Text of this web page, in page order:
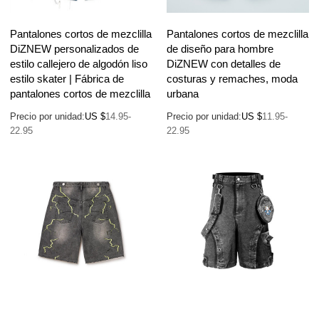
Pantalones cortos de mezclilla
DiZNEW personalizados de
estilo callejero de algodón liso
estilo skater | Fábrica de
pantalones cortos de mezclilla
Precio por unidad:US $14.95-
22.95
Pantalones cortos de mezclilla
de diseño para hombre
DiZNEW con detalles de
costuras y remaches, moda
urbana
Precio por unidad:US $11.95-
22.95